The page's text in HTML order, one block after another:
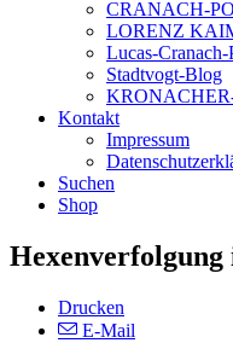
CRANACH-
LORENZ
Lucas-Cranach-
Stadtvogt-Blog
Kontakt
Impressum
Suchen
Shop
Drucken
E-Mail